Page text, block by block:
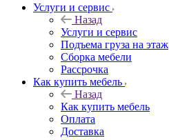
Услуги и сервис
Назад
Услуги и сервис
Подъема груза на этаж
Сборка мебели
Рассрочка
Как купить мебель
Назад
Как купить мебель
Оплата
Доставка